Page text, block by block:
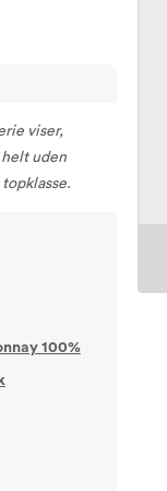
viser,
uden
100%